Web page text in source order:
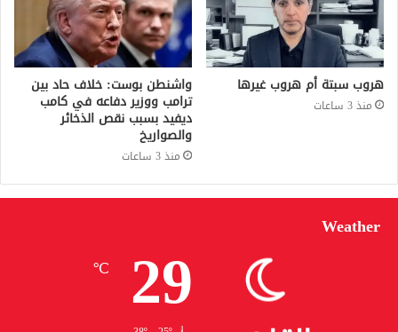
هروب سبتة أم هروب غيرها
منذ 3 ساعات
واشنطن بوست: خلاف حاد بين
ترامب ووزير دفاعه في كامب
ديفيد بسبب نقص الذخائر
والصواريخ
منذ 3 ساعات
Weather
29
℃